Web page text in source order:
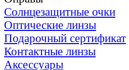
Солнцезащитные очки
Оптические линзы
Подарочный сертификат
Контактные линзы
Аксессуары